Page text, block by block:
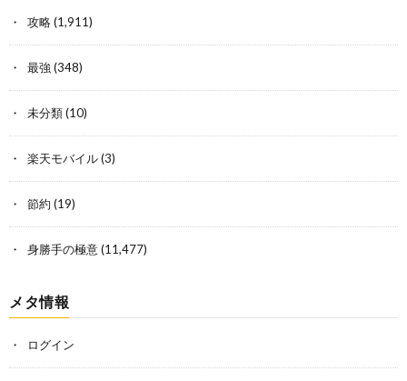
攻略(1,911)
最強 (348)
未分類(10)
楽天モバイル(3)
節約 (19)
身勝手の極意(11,477)
メタ情報
ログイン